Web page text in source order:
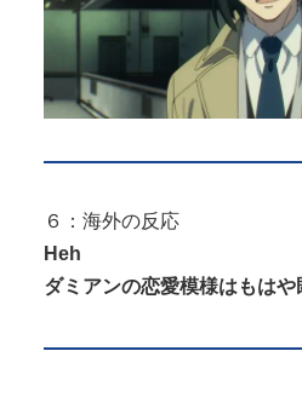
６：海外の反応
Heh
ダミアンの恋愛模様はもは